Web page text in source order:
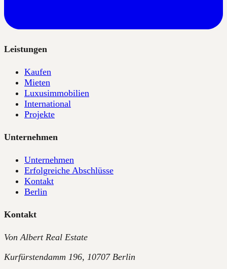
Leistungen
Kaufen
Mieten
Luxusimmobilien
International
Projekte
Unternehmen
Unternehmen
Erfolgreiche Abschlüsse
Kontakt
Berlin
Kontakt
Von Albert Real Estate
Kurfürstendamm 196, 10707 Berlin